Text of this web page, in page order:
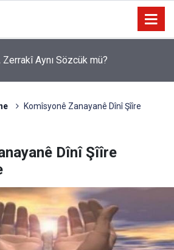
Nimûneyeka Piçûk
Komîsyonê Zanayanê Dînî Şîîre
Dînî Şîîre